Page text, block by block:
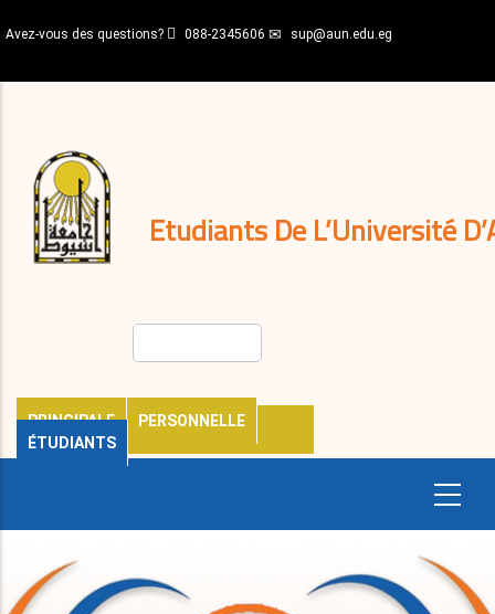
au
principal
Avez-vous des questions? 088-2345606 sup@aun.edu.eg
Etudiants De L’Université
PRINCIPALE
PERSONNELLE
ÉTUDIANTS
décisions
Expatriés
Journal